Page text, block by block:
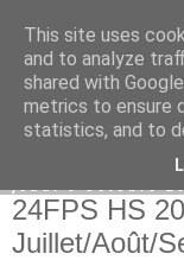
Bepod
24FPS HS
Juillet/Août/
This site uses
and to analyze
shared with
metrics to ensure
statistics, and to